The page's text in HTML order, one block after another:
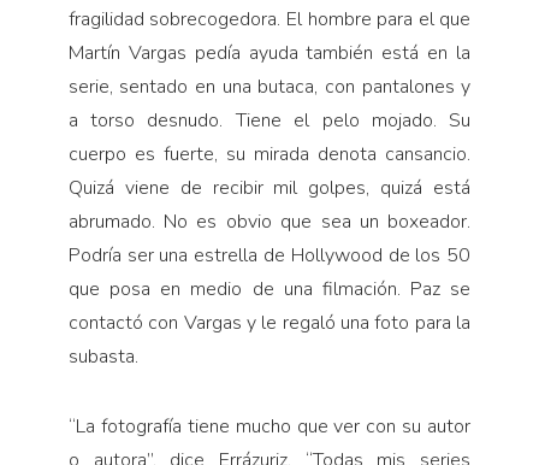
fragilidad sobrecogedora. El hombre para el que
Martín Vargas pedía ayuda también está en la
serie, sentado en una butaca, con pantalones y
a torso desnudo. Tiene el pelo mojado. Su
cuerpo es fuerte, su mirada denota cansancio.
Quizá viene de recibir mil golpes, quizá está
abrumado. No es obvio que sea un boxeador.
Podría ser una estrella de Hollywood de los 50
que posa en medio de una filmación. Paz se
contactó con Vargas y le regaló una foto para la
subasta.
“La fotografía tiene mucho que ver con su autor